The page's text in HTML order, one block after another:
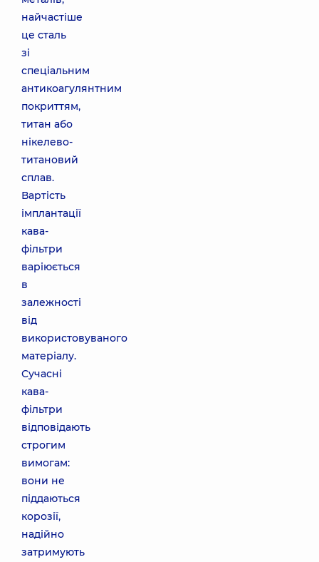
найчастіше
це сталь
зі
спеціальним
антикоагулянтним
покриттям,
титан або
нікелево-
титановий
сплав.
Вартість
імплантації
кава-
фільтри
варіюється
в
залежності
від
використовуваного
матеріалу.
Сучасні
кава-
фільтри
відповідають
строгим
вимогам:
вони не
піддаються
корозії,
надійно
затримують